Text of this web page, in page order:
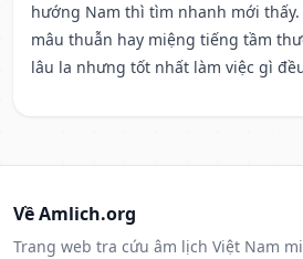
hướng Nam thì tìm nhanh mới
mâu thuẫn hay miệng tiếng tầm
lâu la nhưng tốt nhất làm việc gì
Về Amlich.org
Trang web tra cứu âm lịch Việt Nam